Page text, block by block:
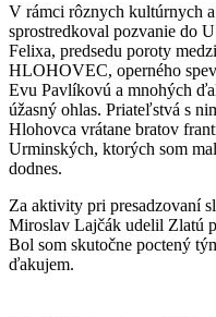
V rámci rôznych kultúrnych
sprostredkoval pozvanie do
Felixa, predsedu poroty
HLOHOVEC, operného
Evu Pavlíkovú a mnohých
úžasný ohlas. Priateľstvá s
Hlohovca vrátane bratov
Urminských, ktorých som
dodnes.
Za aktivity pri presadzovaní
Miroslav Lajčák udelil Zlatú
Bol som skutočne poctený
ďakujem.